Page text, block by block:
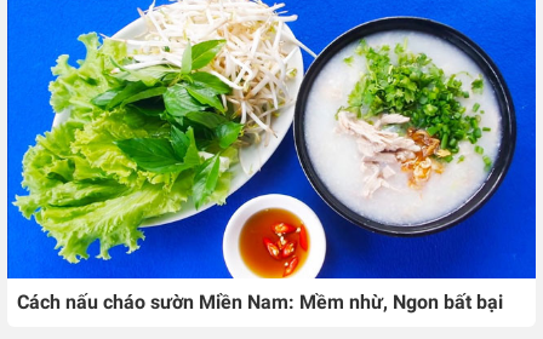
Cách nấu cháo sườn Miền Nam: Mềm nhừ, Ngon bất bại